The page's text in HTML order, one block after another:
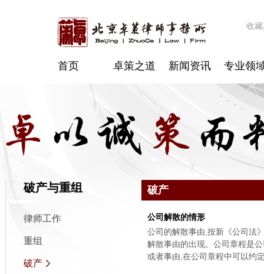
收
首页 卓策之道 新闻资讯 专业领
破产与重组
律师工作
重组
破产
破产
公司解散的情形
公司的解散事由,按新《公司法
解散事由的出现。公司章程是
或者事由,在公司章程中可以约